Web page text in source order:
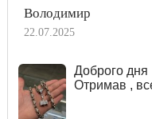
Володимир
22.07.2025
Доброго дня
Отримав ,